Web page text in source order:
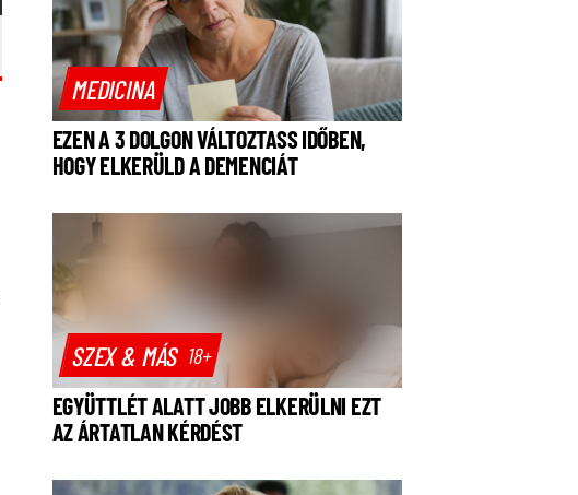
MEDICINA
EZEN A 3 DOLGON VÁLTOZTASS IDŐBEN,
HOGY ELKERÜLD A DEMENCIÁT
SZEX & MÁS 18+
EGYÜTTLÉT ALATT JOBB ELKERÜLNI EZT
AZ ÁRTATLAN KÉRDÉST